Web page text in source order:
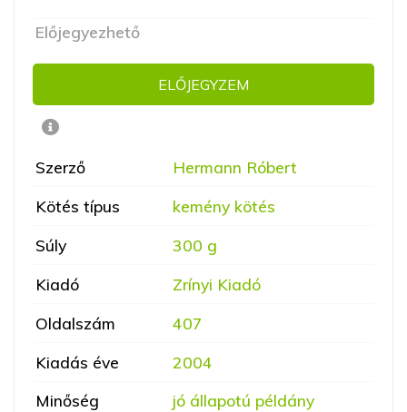
Előjegyezhető
ELŐJEGYZEM
Szerző
Hermann Róbert
Kötés típus
kemény kötés
Súly
300 g
Kiadó
Zrínyi Kiadó
Oldalszám
407
Kiadás éve
2004
Minőség
jó állapotú példány